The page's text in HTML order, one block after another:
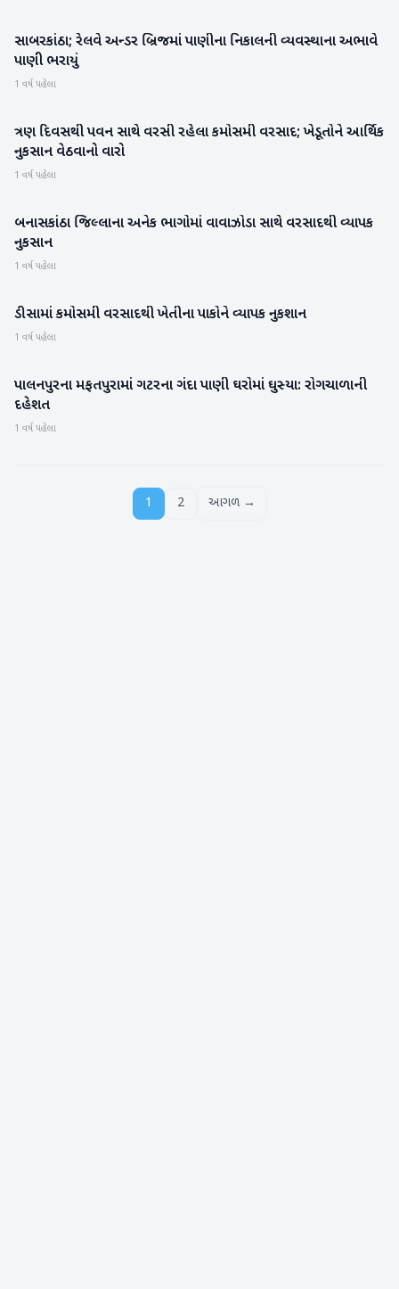
સાબરકાંઠા
સાબરકાંઠા; રેલવે અન્ડર બ્રિજમાં પાણીના નિકાલની વ્યવસ્થાના અભાવે
પાણી ભરાયું
1 વર્ષ પહેલા
બનાસકાંઠા
ત્રણ દિવસથી પવન સાથે વરસી રહેલા કમોસમી વરસાદ; ખેડૂતોને આર્થિક
નુકસાન વેઠવાનો વારો
1 વર્ષ પહેલા
બનાસકાંઠા
બનાસકાંઠા જિલ્લાના અનેક ભાગોમાં વાવાઝોડા સાથે વરસાદથી વ્યાપક
નુકસાન
1 વર્ષ પહેલા
બનાસકાંઠા
ડીસામાં કમોસમી વરસાદથી ખેતીના પાકોને વ્યાપક નુકશાન
1 વર્ષ પહેલા
બનાસકાંઠા
પાલનપુરના મફતપુરામાં ગટરના ગંદા પાણી ઘરોમાં ઘુસ્યા: રોગચાળાની
દહેશત
1 વર્ષ પહેલા
1 2 આગળ →